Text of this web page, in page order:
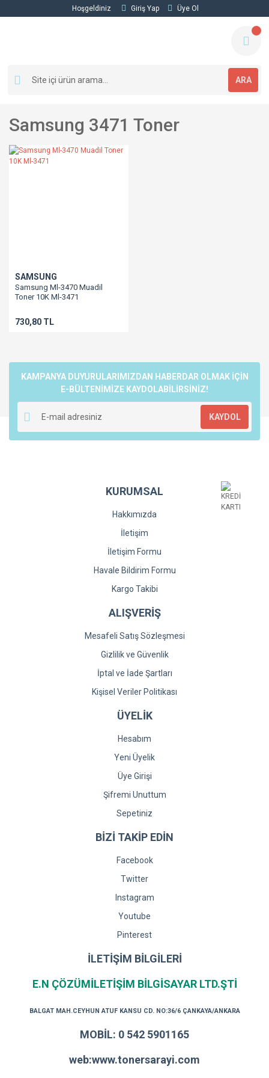
Hoşgeldiniz Giriş Yap Üye Ol
ARA
Samsung 3471 Toner
SAMSUNG
Samsung Ml-3470 Muadil
Toner 10K Ml-3471
730,80 TL
KAMPANYA DUYURULARIMIZDAN HABERDAR OLMAK İÇİN
E-BÜLTENİMİZE KAYDOLABİLİRSİNİZ!
KAYDOL
KURUMSAL
Hakkımızda
İletişim
İletişim Formu
Havale Bildirim Formu
Kargo Takibi
ALIŞVERİŞ
Mesafeli Satış Sözleşmesi
Gizlilik ve Güvenlik
İptal ve İade Şartları
Kişisel Veriler Politikası
ÜYELİK
Hesabım
Yeni Üyelik
Üye Girişi
Şifremi Unuttum
Sepetiniz
BİZİ TAKİP EDİN
Facebook
Twitter
Instagram
Youtube
Pinterest
İLETİŞİM BİLGİLERİ
E.N ÇÖZÜMİLETİŞİM BİLGİSAYAR LTD.ŞTİ
BALGAT MAH.CEYHUN ATUF KANSU CD. NO:36/6 ÇANKAYA/ANKARA
MOBİL: 0 542 5901165
web:www.tonersarayi.com